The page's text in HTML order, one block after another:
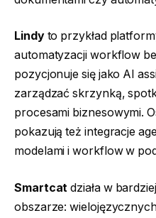
Lindyto przykład
automatyzacji workflow
pozycjonuje się jako AI
zarządzać skrzynką,
procesami biznesowymi.
pokazują też integracje
modelami i workflow w
Smartcat działa w
obszarze: